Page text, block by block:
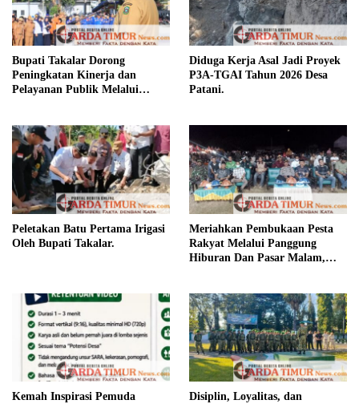
Bupati Takalar Dorong
Peningkatan Kinerja dan
Pelayanan Publik Melalui
Diduga Kerja Asal Jadi Proyek
P3A-TGAI Tahun 2026 Desa
Patani.
Peletakan Batu Pertama Irigasi
Oleh Bupati Takalar.
Meriahkan Pembukaan Pesta
Rakyat Melalui Panggung
Hiburan Dan Pasar Malam,
Kemah Inspirasi Pemuda
Disiplin, Loyalitas, dan